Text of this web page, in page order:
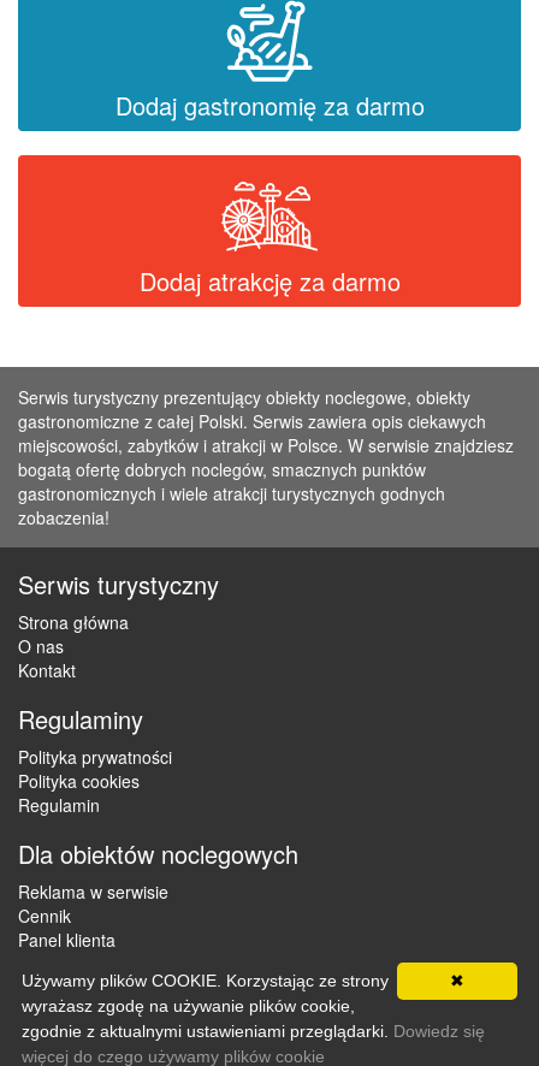
Dodaj gastronomię za darmo
Dodaj atrakcję za darmo
Serwis turystyczny prezentujący obiekty noclegowe, obiekty
gastronomiczne z całej Polski. Serwis zawiera opis ciekawych
miejscowości, zabytków i atrakcji w Polsce. W serwisie znajdziesz
bogatą ofertę dobrych noclegów, smacznych punktów
gastronomicznych i wiele atrakcji turystycznych godnych
zobaczenia!
Serwis turystyczny
Strona główna
O nas
Kontakt
Regulaminy
Polityka prywatności
Polityka cookies
Regulamin
Dla obiektów noclegowych
Reklama w serwisie
Cennik
Panel klienta
Copyright © 2012 - 2026 ZaklepNocleg.pl. Wszystkie prawa
zastrzeżone
✖
Używamy plików COOKIE. Korzystając ze strony
wyrażasz zgodę na używanie plików cookie,
zgodnie z aktualnymi ustawieniami przeglądarki. Dowiedz się
więcej do czego używamy plików cookie